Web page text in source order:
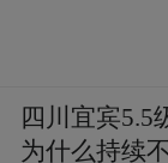
四川宜宾5.5
为什么持续